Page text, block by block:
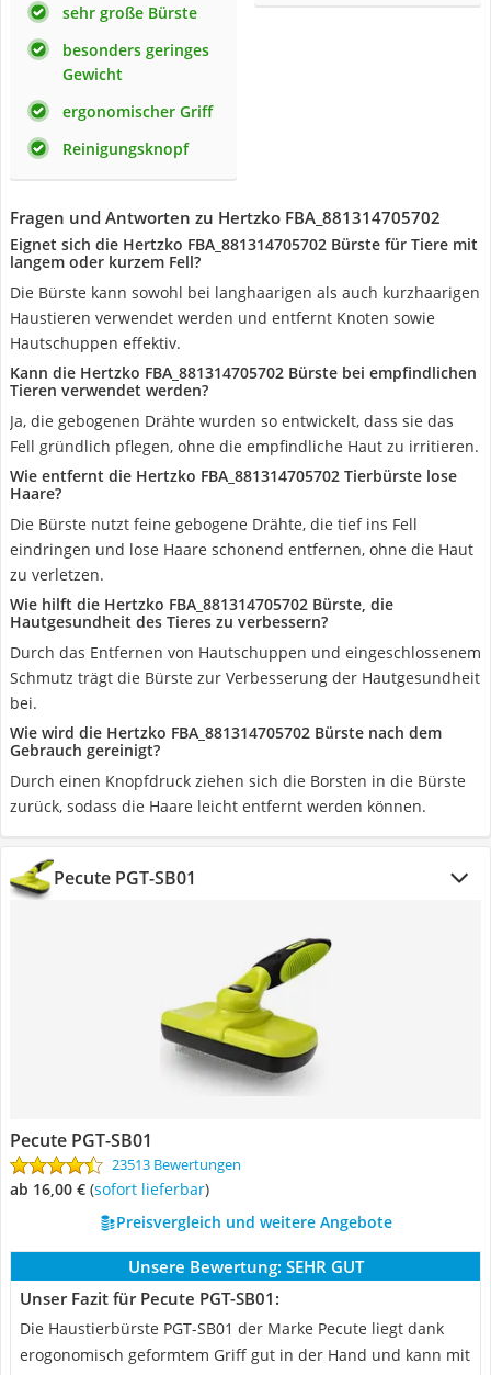
sehr große Bürste
besonders geringes
Gewicht
ergonomischer Griff
Reinigungsknopf
Fragen und Antworten zu Hertzko FBA_881314705702
Eignet sich die Hertzko FBA_881314705702 Bürste für Tiere mit
langem oder kurzem Fell?
Die Bürste kann sowohl bei langhaarigen als auch kurzhaarigen
Haustieren verwendet werden und entfernt Knoten sowie
Hautschuppen effektiv.
Kann die Hertzko FBA_881314705702 Bürste bei empfindlichen
Tieren verwendet werden?
Ja, die gebogenen Drähte wurden so entwickelt, dass sie das
Fell gründlich pflegen, ohne die empfindliche Haut zu irritieren.
Wie entfernt die Hertzko FBA_881314705702 Tierbürste lose
Haare?
Die Bürste nutzt feine gebogene Drähte, die tief ins Fell
eindringen und lose Haare schonend entfernen, ohne die Haut
zu verletzen.
Wie hilft die Hertzko FBA_881314705702 Bürste, die
Hautgesundheit des Tieres zu verbessern?
Durch das Entfernen von Hautschuppen und eingeschlossenem
Schmutz trägt die Bürste zur Verbesserung der Hautgesundheit
bei.
Wie wird die Hertzko FBA_881314705702 Bürste nach dem
Gebrauch gereinigt?
Durch einen Knopfdruck ziehen sich die Borsten in die Bürste
zurück, sodass die Haare leicht entfernt werden können.
Pecute ‎PGT-SB01
Pecute ‎PGT-SB01
23513 Bewertungen
ab 16,00 € ( Sofort lieferbar)
Preisvergleich und weitere Angebote
Unsere Bewertung: SEHR GUT
Unser Fazit für Pecute ‎PGT-SB01:
Die Haustierbürste PGT-SB01 der Marke Pecute liegt dank
erogonomisch geformtem Griff gut in der Hand und kann mit